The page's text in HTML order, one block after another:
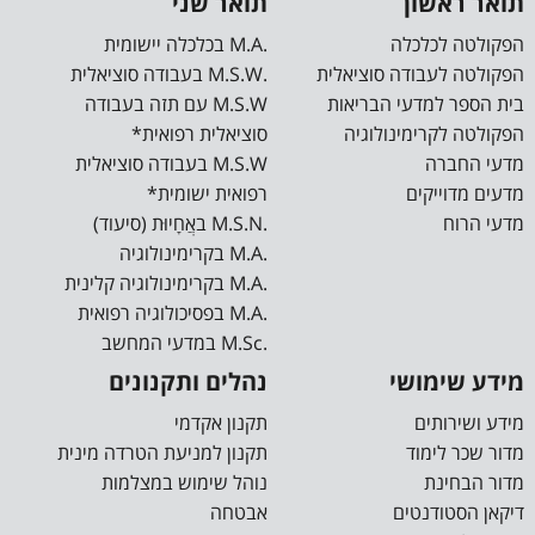
הפקולטה לכלכלה
הפקולטה לעבודה סוציאלית
בית הספר למדעי הבריאות
הפקולטה לקרימינולוגיה
מדעי החברה
מדעים מדוייקים
מדעי הרוח
.M.A בכלכלה יישומית
.M.S.W בעבודה סוציאלית
M.S.W עם תזה בעבודה
סוציאלית רפואית*
M.S.W בעבודה סוציאלית
רפואית ישומית*
.M.S.N באֲחָיוּת (סיעוד)
.M.A בקרימינולוגיה
.M.A בקרימינולוגיה קלינית
.M.A בפסיכולוגיה רפואית
.M.Sc במדעי המחשב
מידע שימושי
מידע ושירותים
מדור שכר לימוד
מדור הבחינת
דיקאן הסטודנטים
נהלים ותקנונים
תקנון אקדמי
תקנון למניעת הטרדה מינית
נוהל שימוש במצלמות
אבטחה